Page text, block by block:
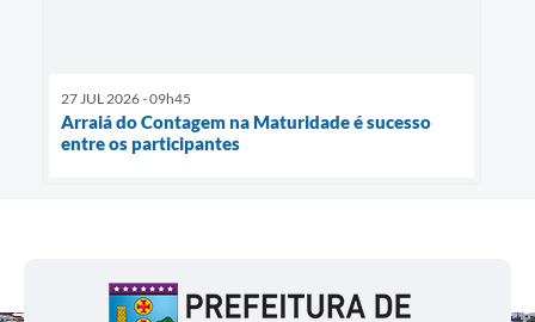
27 JUL 2026 - 09h45
Arraiá do Contagem na Maturidade é sucesso
entre os participantes